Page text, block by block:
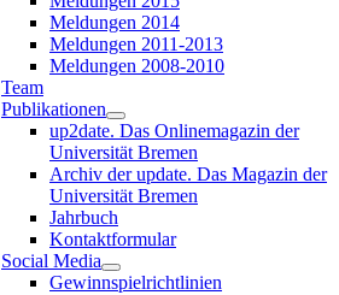
Meldungen 2014
Meldungen 2011-2013
Meldungen 2008-2010
Team
Publikationen
up2date. Das Onlinemagazin der
Universität Bremen
Archiv der update. Das Magazin der
Universität Bremen
Jahrbuch
Kontaktformular
Social Media
Gewinnspielrichtlinien